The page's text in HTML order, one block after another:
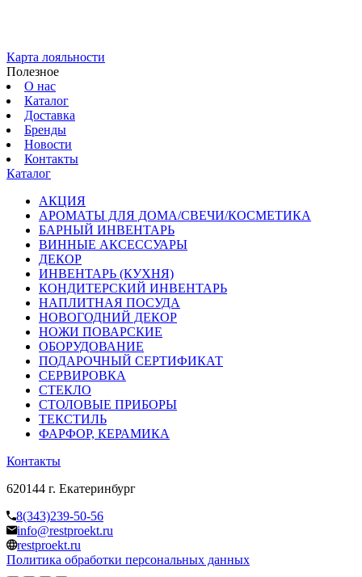
Карта лояльности
Полезное
О нас
Каталог
Доставка
Бренды
Новости
Контакты
Каталог
АКЦИЯ
АРОМАТЫ ДЛЯ ДОМА/СВЕЧИ/КОСМЕТИКА
БАРНЫЙ ИНВЕНТАРЬ
ВИННЫЕ АКСЕССУАРЫ
ДЕКОР
ИНВЕНТАРЬ (КУХНЯ)
КОНДИТЕРСКИЙ ИНВЕНТАРЬ
НАПЛИТНАЯ ПОСУДА
НОВОГОДНИЙ ДЕКОР
НОЖИ ПОВАРСКИЕ
ОБОРУДОВАНИЕ
ПОДАРОЧНЫЙ СЕРТИФИКАТ
СЕРВИРОВКА
СТЕКЛО
СТОЛОВЫЕ ПРИБОРЫ
ТЕКСТИЛЬ
ФАРФОР, КЕРАМИКА
Контакты
620144 г. Екатеринбург
8(343)239-50-56
info@restproekt.ru
restproekt.ru
Политика обработки персональных данных